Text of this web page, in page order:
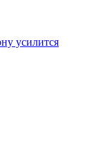
усилится